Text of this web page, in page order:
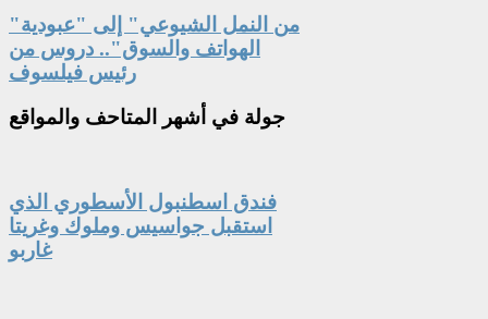
"من النمل الشيوعي" إلى "عبودية
الهواتف والسوق".. دروس من
رئيس فيلسوف
جولة في أشهر المتاحف والمواقع
فندق اسطنبول الأسطوري الذي
استقبل جواسيس وملوك وغريتا
غاربو